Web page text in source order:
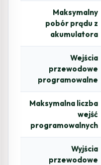
Maksymalny
pobór prądu z
akumulatora
Wejścia
przewodowe
programowalne
Maksymalna liczba
wejść
programowalnych
Wyjścia
przewodowe